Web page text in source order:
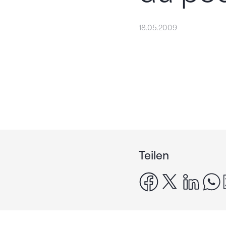
18.05.2009
Teilen
facebook
x